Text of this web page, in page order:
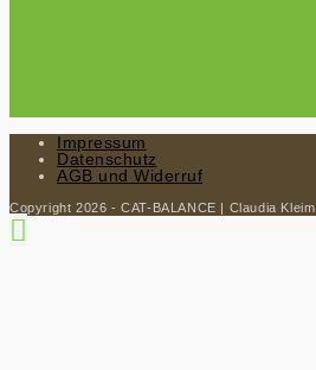
Impressum
Datenschutz
AGB und Widerruf
Copyright 2026 - CAT-BALANCE | Claudia Kleim